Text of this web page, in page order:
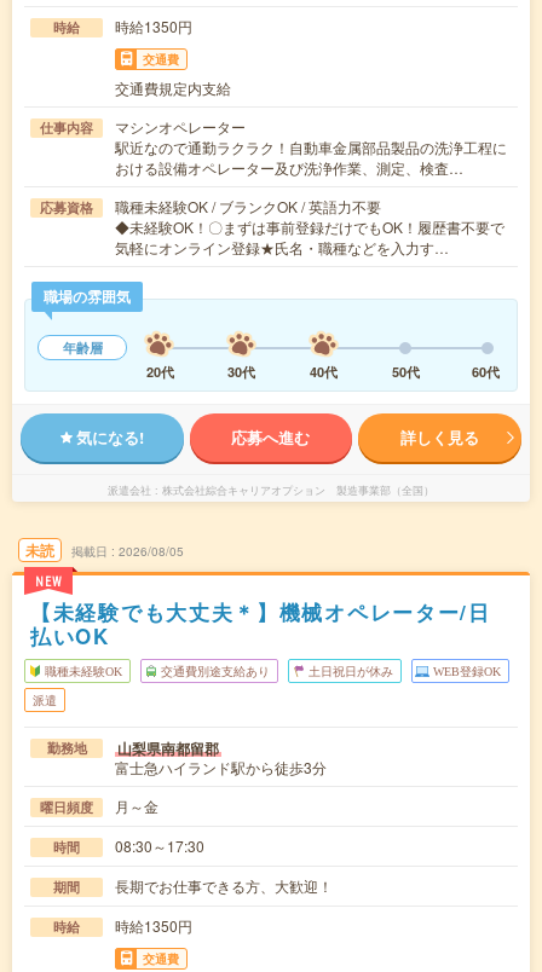
時給 時給1350円
交通費
交通費規定内支給
仕事内容
マシンオペレーター
駅近なので通勤ラクラク！自動車金属部品製品の洗浄工程に
おける設備オペレーター及び洗浄作業、測定、検査…
応募資格
職種未経験OK / ブランクOK / 英語力不要
◆未経験OK！〇まずは事前登録だけでもOK！履歴書不要で
気軽にオンライン登録★氏名・職種などを入力す…
職場の雰囲気
年齢層
20代
30代 40代 50代 60代
気になる! 応募へ進む 詳しく見る
派遣会社 株式会社綜合キャリアオプション 製造事業部（全国）
未読
NEW
掲載日 2026/08/05
【未経験でも大丈夫＊】機械オペレーター/日
払いOK
職種未経験OK 交通費別途支給あり 土日祝日が休み WEB登録OK
派遣
勤務地 山梨県南都留郡
富士急ハイランド駅から徒歩3分
曜日頻度 月～金
時間 08:30～17:30
期間 長期でお仕事できる方、大歓迎！
時給 時給1350円
交通費